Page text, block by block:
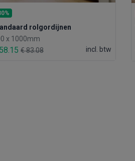
rolgordijnen
x 1000mm
€ 83.08 incl. btw